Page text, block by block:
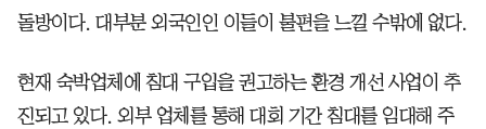
돌방이다. 대부분 외국인인 이들이 불편을 느낄 수밖에 없다.
현재 숙박업체에 침대 구입을 권고하는 환경 개선 사업이 추
진되고 있다. 외부 업체를 통해 대회 기간 침대를 임대해 주